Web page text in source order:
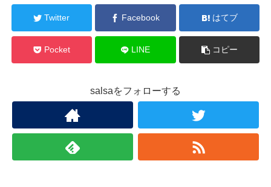
Twitter Facebook はてブ
Pocket LINE コピー
salsaをフォローする